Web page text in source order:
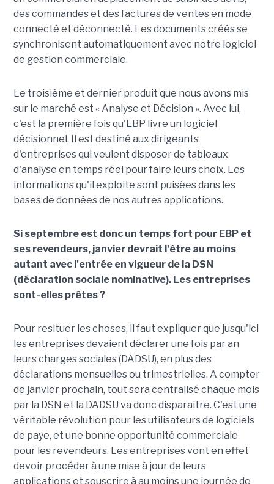
des commandes et des factures de ventes en mode
connecté et déconnecté. Les documents créés se
synchronisent automatiquement avec notre logiciel
de gestion commerciale.
Le troisième et dernier produit que nous avons mis
sur le marché est « Analyse et Décision ». Avec lui,
c'est la première fois qu'EBP livre un logiciel
décisionnel. Il est destiné aux dirigeants
d'entreprises qui veulent disposer de tableaux
d'analyse en temps réel pour faire leurs choix. Les
informations qu'il exploite sont puisées dans les
bases de données de nos autres applications.
Si septembre est donc un temps fort pour EBP et
ses revendeurs, janvier devrait l'être au moins
autant avec l'entrée en vigueur de la DSN
(déclaration sociale nominative). Les entreprises
sont-elles prêtes ?
Pour resituer les choses, il faut expliquer que jusqu'ici
les entreprises devaient déclarer une fois par an
leurs charges sociales (DADSU), en plus des
déclarations mensuelles ou trimestrielles. A compter
de janvier prochain, tout sera centralisé chaque mois
par la DSN et la DADSU va donc disparaitre. C'est une
véritable révolution pour les utilisateurs de logiciels
de paye, et une bonne opportunité commerciale
pour les revendeurs. Les entreprises vont en effet
devoir procéder à une mise à jour de leurs
applications et souscrire à au moins une journée de